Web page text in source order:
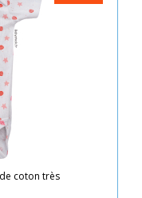
coton très